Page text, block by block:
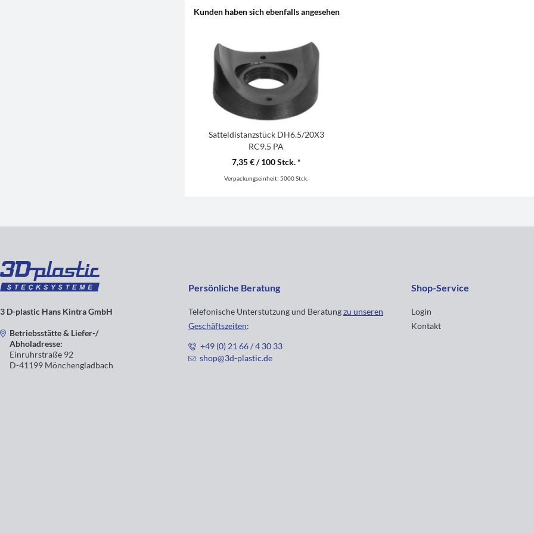
Kunden haben sich ebenfalls angesehen
Satteldistanzstück DH6.5/20X3
RC9.5 PA
7,35 € / 100 Stck. *
Verpackungseinheit: 5000 Stck.
3 D-plastic Hans Kintra GmbH
Betriebsstätte & Liefer-/
Abholadresse:
Einruhrstraße 92
D-41199 Mönchengladbach
Persönliche Beratung
Telefonische Unterstützung und Beratungzu unseren
Geschäftszeiten:
+49 (0) 21 66 / 4 30 33
shop@3d-plastic.de
Shop-Service
Login
Kontakt